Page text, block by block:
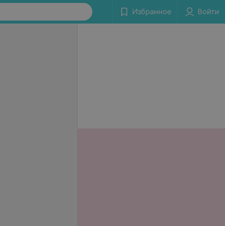
Избранное Войти